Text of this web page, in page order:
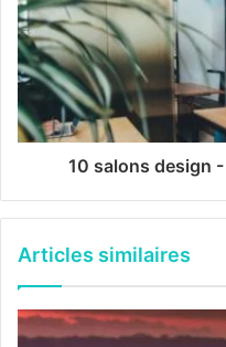
10 salons design
Articles similaires